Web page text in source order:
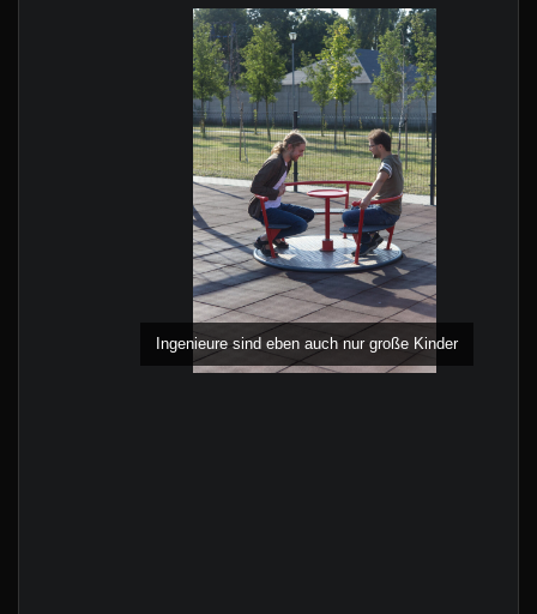
Ingenieure sind eben auch nur große Kinder